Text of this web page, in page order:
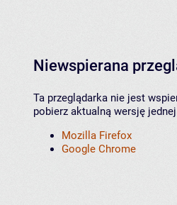
Niewspierana
Ta przeglądarka nie jest
pobierz aktualną wersję
Mozilla Firefox
Google Chrome